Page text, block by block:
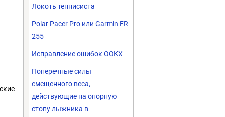
Локоть теннисиста
Polar Pacer Pro или Garmin FR
255
Исправление ошибок ООКХ
Поперечные силы
смещенного веса,
действующие на опорную
стопу лыжника в